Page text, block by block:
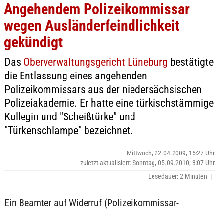
Angehendem Polizeikommissar
wegen Ausländerfeindlichkeit
gekündigt
Das Oberverwaltungsgericht Lüneburg bestätigte
die Entlassung eines angehenden
Polizeikommissars aus der niedersächsischen
Polizeiakademie. Er hatte eine türkischstämmige
Kollegin und "Scheißtürke" und
"Türkenschlampe" bezeichnet.
Mittwoch, 22.04.2009, 15:27 Uhr
zuletzt aktualisiert: Sonntag, 05.09.2010, 3:07 Uhr
Lesedauer: 2 Minuten |
Ein Beamter auf Widerruf (Polizeikommissar-